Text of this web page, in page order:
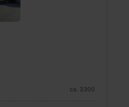
ca. 3300